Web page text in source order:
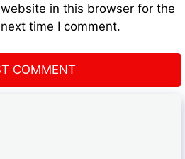
website in this browser for the
next time I comment.